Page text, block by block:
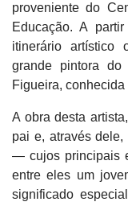
proveniente do
Educação. A
itinerário artístico
grande pintora do
Figueira,
A obra desta
pai e, através dele,
— cujos principais
entre eles um
significado